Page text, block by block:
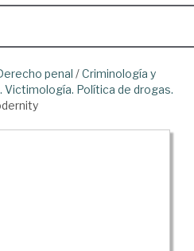
penal /Criminología y
Victimología. Política de drogas.